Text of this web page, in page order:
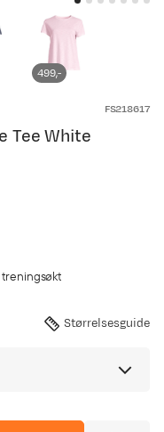
499,-
FS218617
Tee White
Størrelsesguide